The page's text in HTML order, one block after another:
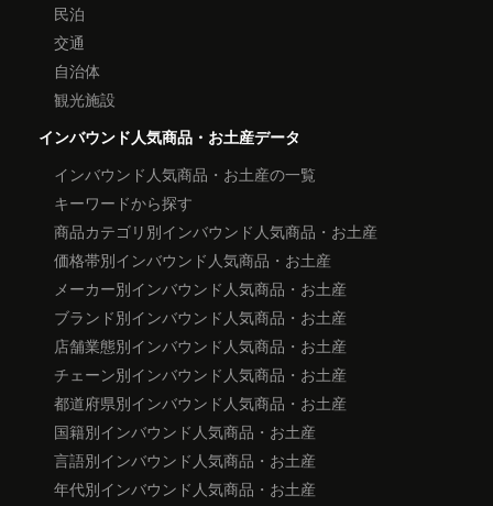
民泊
交通
自治体
観光施設
インバウンド人気商品・お土産データ
インバウンド人気商品・お土産の一覧
キーワードから探す
商品カテゴリ別インバウンド人気商品・お土産
価格帯別インバウンド人気商品・お土産
メーカー別インバウンド人気商品・お土産
ブランド別インバウンド人気商品・お土産
店舗業態別インバウンド人気商品・お土産
チェーン別インバウンド人気商品・お土産
都道府県別インバウンド人気商品・お土産
国籍別インバウンド人気商品・お土産
言語別インバウンド人気商品・お土産
年代別インバウンド人気商品・お土産